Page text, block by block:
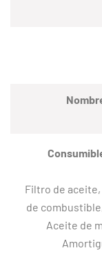
Filtro de
de
Aceite de